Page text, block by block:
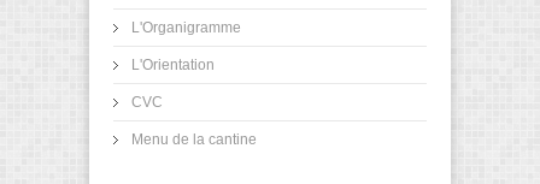
L'Organigramme
L'Orientation
CVC
Menu de la cantine